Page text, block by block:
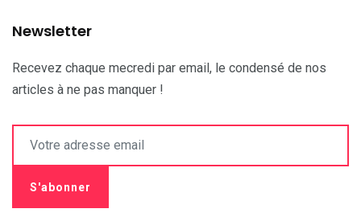
Newsletter
Recevez chaque mecredi par email, le condensé de nos
articles à ne pas manquer !